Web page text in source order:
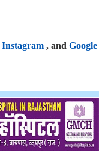
Instagram, and Google